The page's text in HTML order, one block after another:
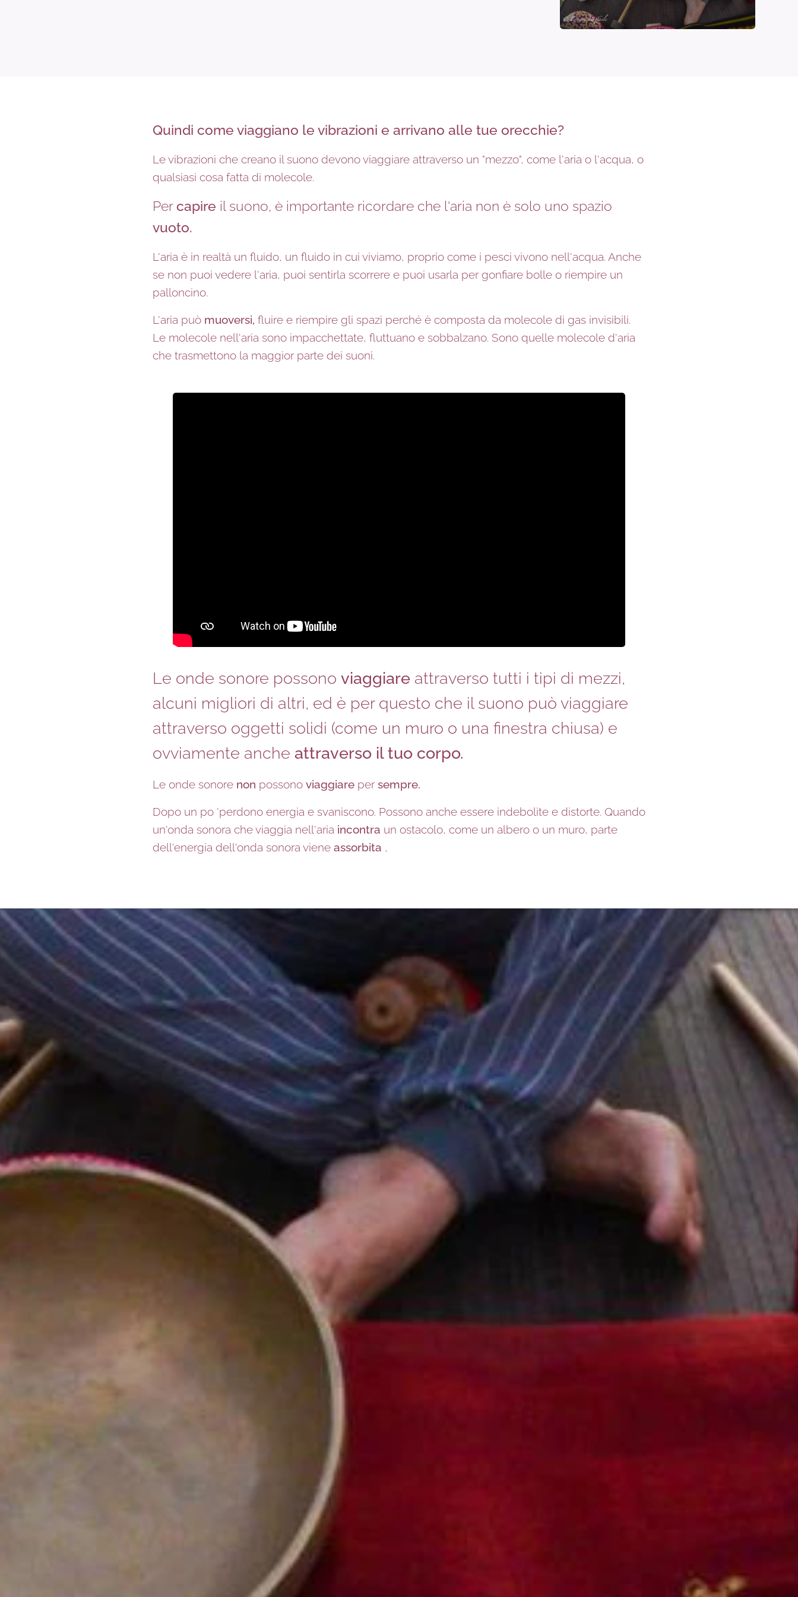
Quindi come viaggiano le vibrazioni e arrivano alle tue orecchie?
Le vibrazioni che creano il suono devono viaggiare attraverso un "mezzo", come l'aria o l'acqua, o
qualsiasi cosa fatta di molecole.
Percapire il suono, è importante ricordare che l'aria non è solo uno spazio
vuoto.
L'aria è in realtà un fluido, un fluido in cui viviamo, proprio come i pesci vivono nell'acqua. Anche
se non puoi vedere l'aria, puoi sentirla scorrere e puoi usarla per gonfiare bolle o riempire un
palloncino.
L'aria può muoversi, fluire e riempire gli spazi perché è composta da molecole di gas invisibili.
Le molecole nell'aria sono impacchettate, fluttuano e sobbalzano. Sono quelle molecole d'aria
che trasmettono la maggior parte dei suoni.
Le onde sonore possono viaggiare attraverso tutti i tipi di mezzi,
alcuni migliori di altri, ed è per questo che il suono può viaggiare
attraverso oggetti solidi (come un muro o una finestra chiusa) e
ovviamente anche attraverso il tuo corpo.
Le onde sonore non possono viaggiare persempre.
Dopo un po 'perdono energia e svaniscono. Possono anche essere indebolite e distorte. Quando
un'onda sonora che viaggia nell'aria incontra un ostacolo, come un albero o un muro, parte
dell'energia dell'onda sonora viene assorbita ,